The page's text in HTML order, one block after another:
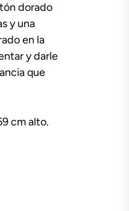
dorado
y una
en la
y darle
que
cm alto.